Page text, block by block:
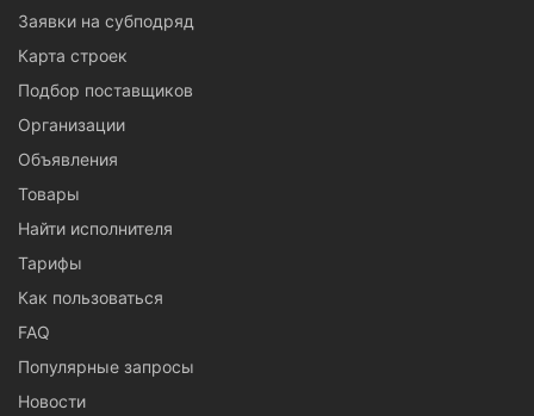
Заявки на субподряд
Карта строек
Подбор поставщиков
Организации
Объявления
Товары
Найти исполнителя
Тарифы
Как пользоваться
FAQ
Популярные запросы
Новости